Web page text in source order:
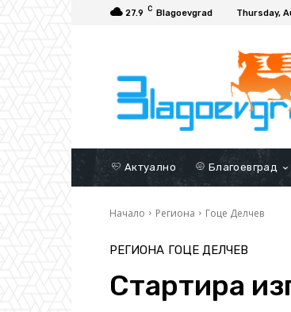
27.9 C Blagoevgrad Thursday,
Актуално Благоевград
Начало Региона Гоце Делчев
РЕГИОНА ГОЦЕ ДЕЛЧЕВ
Стартира